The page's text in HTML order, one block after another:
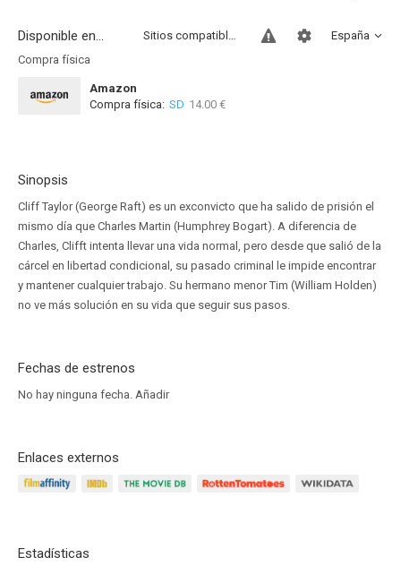
Disponible en... España
Sitios compatibles
Compra física
Amazon
Compra física: SD 14.00 €
Sinopsis
Cliff Taylor (George Raft) es un exconvicto que ha salido de prisión el
mismo día que Charles Martin (Humphrey Bogart). A diferencia de
Charles, Clifft intenta llevar una vida normal, pero desde que salió de la
cárcel en libertad condicional, su pasado criminal le impide encontrar
y mantener cualquier trabajo. Su hermano menor Tim (William Holden)
no ve más solución en su vida que seguir sus pasos.
Fechas de estrenos
No hay ninguna fecha. Añadir
Enlaces externos
Estadísticas